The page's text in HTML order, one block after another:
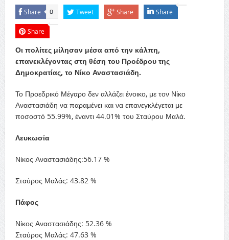
Share 0 Tweet Share Share
Share
Οι πολίτες μίλησαν μέσα από την κάλπη,
επανεκλέγοντας στη θέση του Προέδρου της
Δημοκρατίας, το Νίκο Αναστασιάδη.
Το Προεδρικό Μέγαρο δεν αλλάζει ένοικο, με τον Νίκο
Αναστασιάδη να παραμένει και να επανεγκλέγεται με
ποσοστό 55.99%, έναντι 44.01% του Σταύρου Μαλά.
Λευκωσία
Νίκος Αναστασιάδης:56.17 %
Σταύρος Μαλάς: 43.82 %
Πάφος
Νίκος Αναστασιάδης: 52.36 %
Σταύρος Μαλάς: 47.63 %